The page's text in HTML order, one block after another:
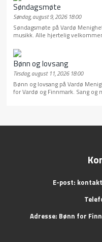
Søndagsmøte
Søndag, august 9, 2026 18:00
Søndagsmøte på Vardø
musikk. Alle hjertelig
Bønn og lovsang
Tirsdag, august 11, 2026 18:00
Bønn og lovsang på Vardø
for Vardø og Finnmark. Sang
E-post:
Adresse: Bønn for